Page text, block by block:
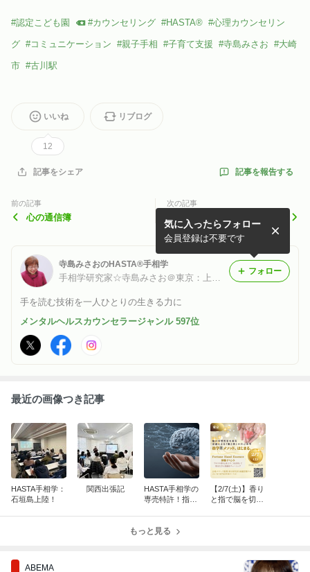
#認定こども園 #カウンセリング #HASTA® #心理カウンセリン
グ #コミュニケーション #親子手相 #子育て支援 #寺島みさお #大崎
市 #古川駅
いいね
12
リブログ
記事をシェア 記事を報告する
前の記事
心の通信簿
次の記事
【8/19(日)】オーラハンドク
リスタル®プラクティショナ
ー養成講座
寺島みさおのHASTA®︎手相学
手を読む技術を一人ひとりの生きる力に
気に入ったらフォロー
会員登録は不要です
フォロー
メンタルヘルスカウンセラージャンル 597位
最近の画像つき記事
HASTA手相学：
石垣島上陸！
関西出張記
HASTA手相学の
専売特許！指学
【2/7(土)】香り
と指で脳を切り
もっと見る
ABEMA